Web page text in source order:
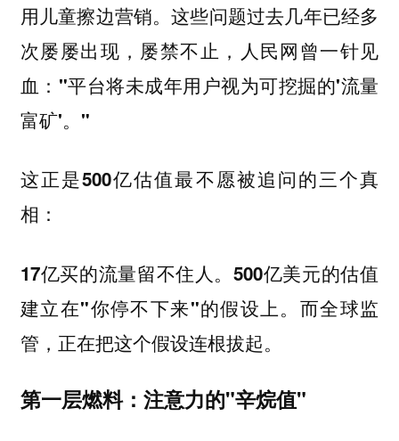
用儿童擦边营销。这些问题过去几年已经多
次屡屡出现，屡禁不止，人民网曾一针见
血： "平台将未成年用户视为可挖掘的'流量
富矿'。"
这正是500亿估值最不愿被追问的三个真
相：
17亿买的流量留不住人。500亿美元的估值
建立在"你停不下来"的假设上。而全球监
管，正在把这个假设连根拔起。
第一层燃料：注意力的"辛烷值"